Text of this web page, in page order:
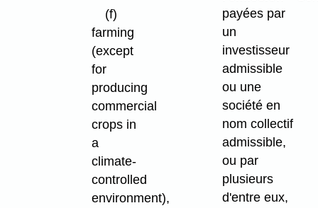
(f)
farming
(except
for
producing
commercial
crops in
a
climate-
controlled
environment),
payées par
un
investisseur
admissible
ou une
société en
nom collectif
admissible,
ou par
plusieurs
d'entre eux,